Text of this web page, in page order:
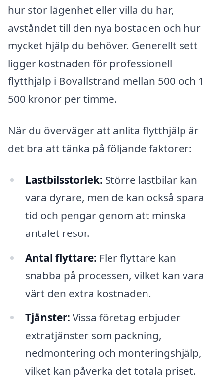
hur stor lägenhet eller villa du har,
avståndet till den nya bostaden och hur
mycket hjälp du behöver. Generellt sett
ligger kostnaden för professionell
flytthjälp i Bovallstrand mellan 500 och 1
500 kronor per timme.
När du överväger att anlita flytthjälp är
det bra att tänka på följande faktorer:
Lastbilsstorlek: Större lastbilar kan
vara dyrare, men de kan också spara
tid och pengar genom att minska
antalet resor.
Antal flyttare: Fler flyttare kan
snabba på processen, vilket kan vara
värt den extra kostnaden.
Tjänster: Vissa företag erbjuder
extratjänster som packning,
nedmontering och monteringshjälp,
vilket kan påverka det totala priset.